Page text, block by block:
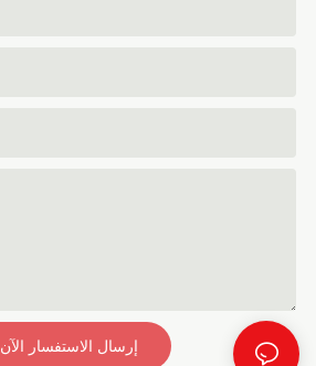
إرسال الاستفسار الآن